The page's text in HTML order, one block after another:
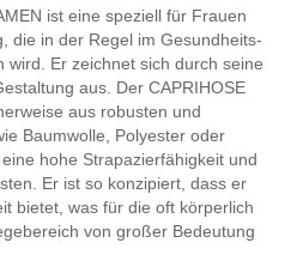
ist eine speziell für Frauen
die in der Regel im Gesundheits-
wird. Er zeichnet sich durch seine
aus. Der CAPRIHOSE
aus robusten und
Baumwolle, Polyester oder
hohe Strapazierfähigkeit und
Er ist so konzipiert, dass er
bietet, was für die oft körperlich
von großer Bedeutung